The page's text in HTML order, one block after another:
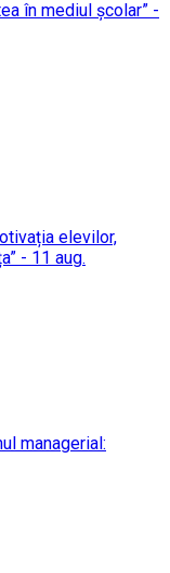
în mediul școlar” -
elevilor,
- 11 aug.
managerial: